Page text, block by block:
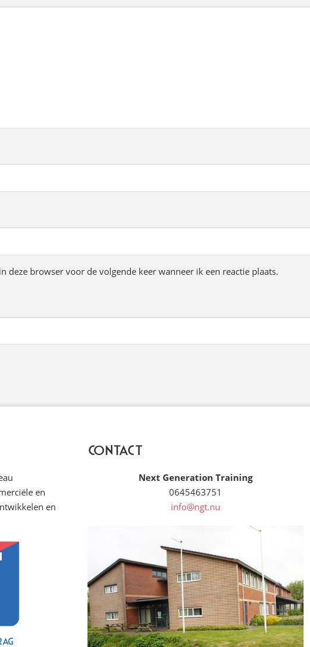
deze browser voor de volgende keer wanneer ik een reactie plaats.
en
en
Contact
Next Generation Training
0645463751
info@ngt.nu